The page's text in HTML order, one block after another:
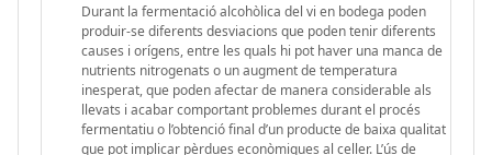
Durant la fermentació alcohòlica del vi en bodega poden
produir-se diferents desviacions que poden tenir diferents
causes i orígens, entre les quals hi pot haver una manca de
nutrients nitrogenats o un augment de temperatura
inesperat, que poden afectar de manera considerable als
llevats i acabar comportant problemes durant el procés
fermentatiu o l’obtenció final d’un producte de baixa qualitat
que pot implicar pèrdues econòmiques al celler. L’ús de